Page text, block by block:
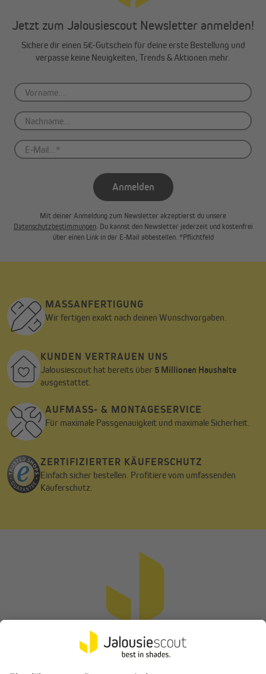
Jetzt zum Jalousiescout Newsletter anmelden!
Sichere dir einen 5€-Gutschein für deine erste Bestellung und
verpasse keine Neuigkeiten, Trends & Aktionen mehr.
Anmelden
Mit deiner Anmeldung zum Newsletter akzeptierst du unsere
Datenschutzbestimmungen. Du kannst den Newsletter jederzeit und kostenfrei
über einen Link in der E-Mail abbestellen. *Pflichtfeld
MASSANFERTIGUNG
Wir fertigen exakt nach deinen Wunschvorgaben.
KUNDEN VERTRAUEN UNS
Jalousiescout hat bereits über 5 Millionen Haushalte
ausgestattet.
AUFMASS- & MONTAGESERVICE
Für maximale Passgenauigkeit und maximale Sicherheit.
ZERTIFIZIERTER KÄUFERSCHUTZ
Einfach sicher bestellen. Profitiere vom umfassenden
Käuferschutz.